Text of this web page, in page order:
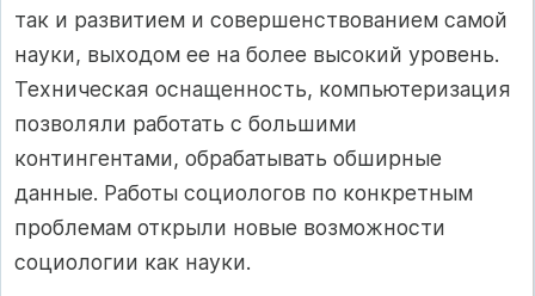
так и развитием и совершенствованием самой
науки, выходом ее на более высокий уровень.
Техническая оснащенность, компьютеризация
позволяли работать с большими
контингентами, обрабатывать обширные
данные. Работы социологов по конкретным
проблемам открыли новые возможности
социологии как науки.